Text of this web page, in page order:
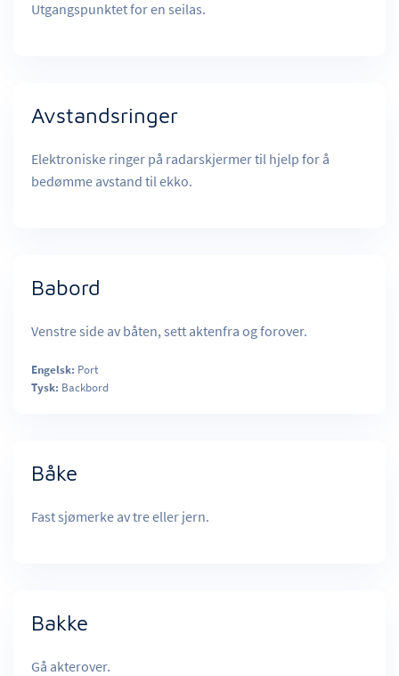
Utgangspunktet for en seilas.
Avstandsringer
Elektroniske ringer på radarskjermer til hjelp for å
bedømme avstand til ekko.
Babord
Venstre side av båten, sett aktenfra og forover.
Engelsk: Port
Tysk: Backbord
Båke
Fast sjømerke av tre eller jern.
Bakke
Gå akterover.